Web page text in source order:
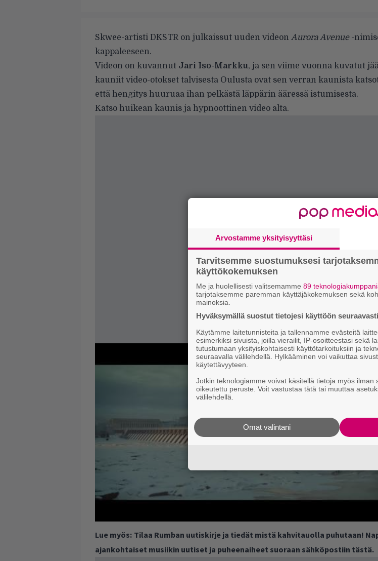
Skwee-artisti DKSTR on julkaissut uuden videon Aurora Avenue-
kappaleeseen.
Videon on kuvannut Jari Iso-Markku, ja sen viime vuonna kuvatut
kauniit video-otokset talvisesta Oulusta ovat sen verran kaunista
että hengitys huuruaa ihan pelkästä läppärin ääressä istumisesta.
Katso huikean kaunis ja hypnoottinen video alta.
Lue myös: Tilaa Rumban uutiskirje ja tiedät mistä kahvitauolla puhutaan!
ajankohtaiset musiikin uutiset ja puheenaiheet suoraan sähköpostiin tästä.
Arvostamme yksityisyyttäsi
Tarvitsemme suostumuksesi
käyttökokemuksen
Me ja huolellisesti valitsemamme 89
tarjotaksemme paremman käyttäjäkokemuksen sekä
mainoksia.
Hyväksymällä suostut tietojesi käyttöön seuraavasti
Käytämme laitetunnisteita ja tallennamme evästeitä
esimerkiksi sivuista, joilla vierailit, IP-osoitteestasi sekä
tutustumaan yksityiskohtaisesti käyttötarkoituksiin ja
seuraavalla välilehdellä. Hylkääminen voi vaikuttaa
käytettävyyteen.
Jotkin teknologiamme voivat käsitellä tietoja myös ilman
oikeutettu peruste. Voit vastustaa tätä tai muuttaa
välilehdellä.
Omat valintani